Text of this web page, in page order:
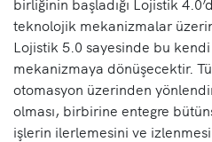
teknolojik mekanizmalar
Lojistik 5.0 sayesinde bu
mekanizmaya dönüşecektir.
otomasyon üzerinden
olması, birbirine entegre
işlerin ilerlemesini ve izlenmesi